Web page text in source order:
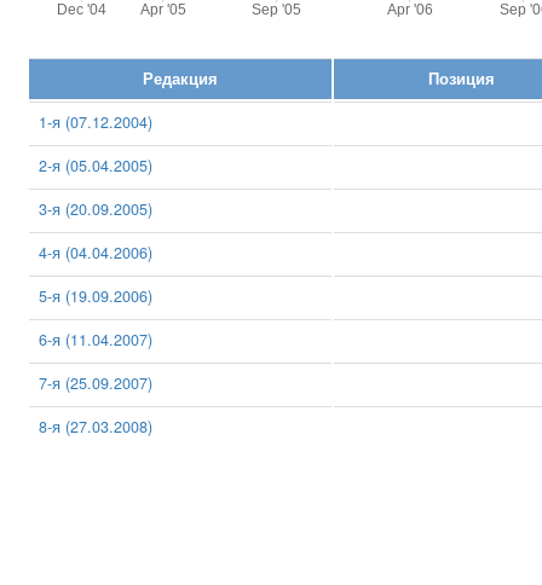
Dec '04 Apr '05 Sep '05 Apr '06 Sep
Редакция
Позиция
1-я (07.12.2004)
2-я (05.04.2005)
3-я (20.09.2005)
4-я (04.04.2006)
5-я (19.09.2006)
6-я (11.04.2007)
7-я (25.09.2007)
8-я (27.03.2008)